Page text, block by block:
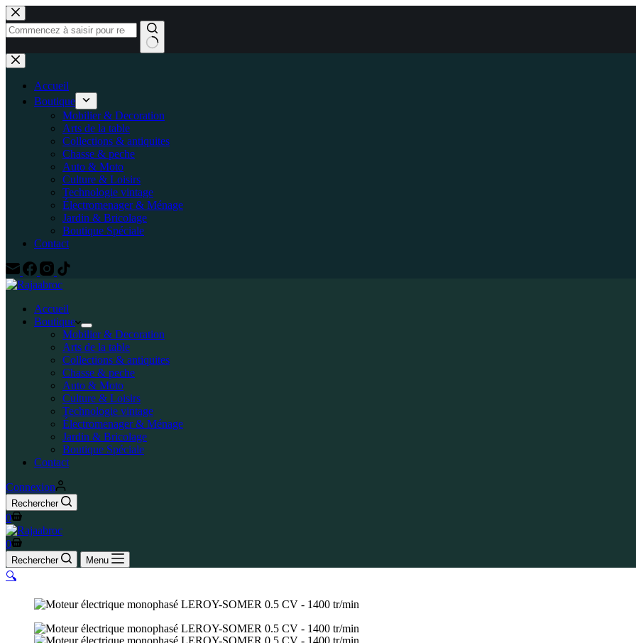
Accueil
Boutique
Mobilier & Decoration
Arts de la table
Collections & antiquites
Chasse & peche
Auto & Moto
Culture & Loisirs
Technologie vintage
Électromenager & Ménage
Jardin & Bricolage
Boutique Spéciale
Contact
Accueil
Boutique
Mobilier & Decoration
Arts de la table
Collections & antiquites
Chasse & peche
Auto & Moto
Culture & Loisirs
Technologie vintage
Électromenager & Ménage
Jardin & Bricolage
Boutique Spéciale
Contact
Connexion
Rechercher
0
0
Rechercher Menu
🔍